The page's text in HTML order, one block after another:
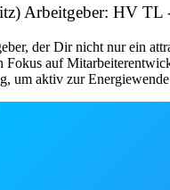
Arbeitgeber: HV TL
der Dir nicht nur ein
Fokus auf
um aktiv zur